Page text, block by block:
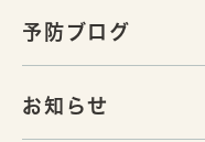
予防ブログ
お知らせ